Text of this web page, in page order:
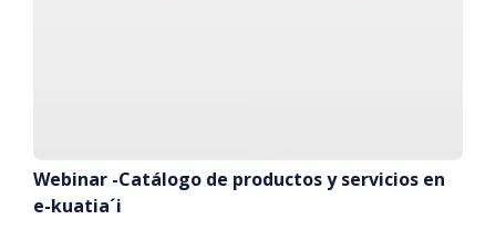
Webinar -Catálogo de productos y servicios en
e-kuatia´i